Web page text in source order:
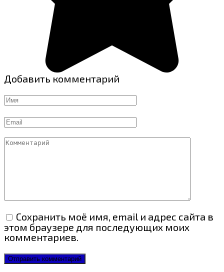
Добавить комментарий
Имя
Email
Комментарий
Сохранить моё имя, email и адрес сайта в
этом браузере для последующих моих
комментариев.